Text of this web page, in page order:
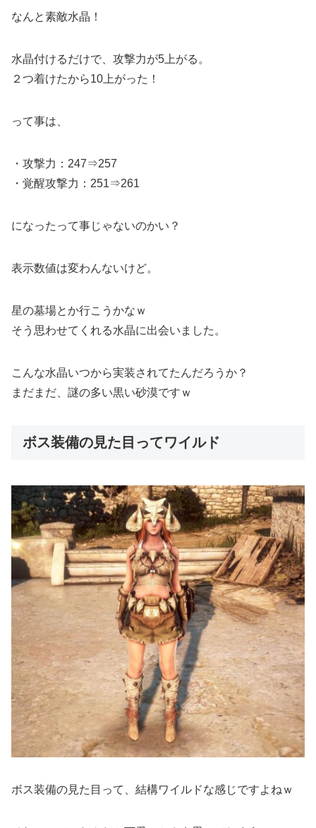
なんと素敵水晶！
水晶付けるだけで、攻撃力が5上がる。
２つ着けたから10上がった！
って事は、
・攻撃力：247⇒257
・覚醒攻撃力：251⇒261
になったって事じゃないのかい？
表示数値は変わんないけど。
星の墓場とか行こうかなｗ
そう思わせてくれる水晶に出会いました。
こんな水晶いつから実装されてたんだろうか？
まだまだ、謎の多い黒い砂漠ですｗ
ボス装備の見た目ってワイルド
ボス装備の見た目って、結構ワイルドな感じですよねｗ